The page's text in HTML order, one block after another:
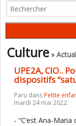
Culture»
UPE2A, CIO..
dispositifs
Paru dansPetite
mardi 24 mai 2022.
- “C’est Ana-